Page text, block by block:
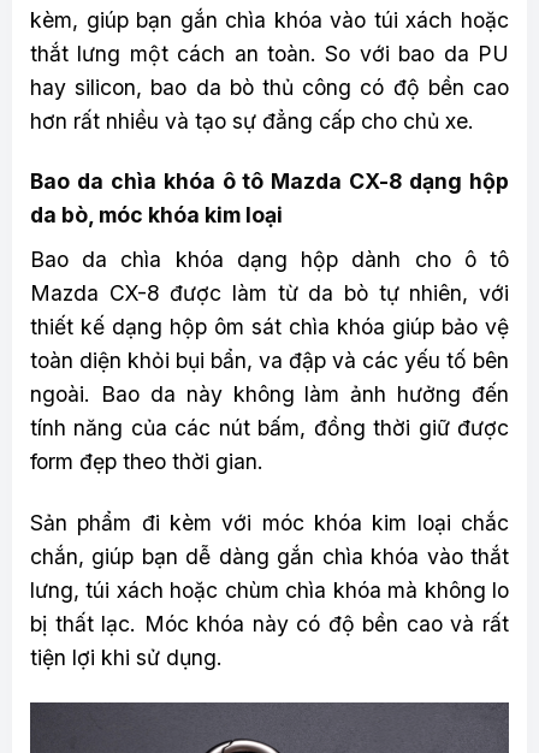
kèm, giúp bạn gắn chìa khóa vào túi xách hoặc
thắt lưng một cách an toàn. So với bao da PU
hay silicon, bao da bò thủ công có độ bền cao
hơn rất nhiều và tạo sự đẳng cấp cho chủ xe.
Bao da chìa khóa ô tô Mazda CX-8 dạng hộp
da bò, móc khóa kim loại
Bao da chìa khóa dạng hộp dành cho ô tô
Mazda CX-8 được làm từ da bò tự nhiên, với
thiết kế dạng hộp ôm sát chìa khóa giúp bảo vệ
toàn diện khỏi bụi bẩn, va đập và các yếu tố bên
ngoài. Bao da này không làm ảnh hưởng đến
tính năng của các nút bấm, đồng thời giữ được
form đẹp theo thời gian.
Sản phẩm đi kèm với móc khóa kim loại chắc
chắn, giúp bạn dễ dàng gắn chìa khóa vào thắt
lưng, túi xách hoặc chùm chìa khóa mà không lo
bị thất lạc. Móc khóa này có độ bền cao và rất
tiện lợi khi sử dụng.